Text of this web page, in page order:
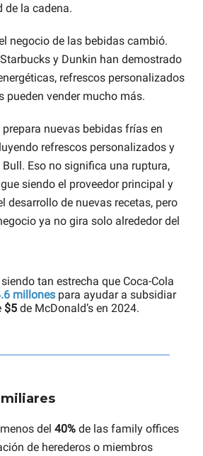
de la cadena.
negocio de las bebidas cambió.
y Dunkin han demostrado
refrescos personalizados
pueden vender mucho más.
prepara nuevas bebidas frías en
refrescos personalizados y
Eso no significa una ruptura,
siendo el proveedor principal y
desarrollo de nuevas recetas, pero
ya no gira solo alrededor del
tan estrecha que Coca-Cola
millones para ayudar a subsidiar
$5 de McDonald’s en 2024.
del 40% de las family offices
de herederos o miembros